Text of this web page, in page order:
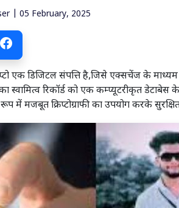
| 05 February, 2025
एक डिजिटल संपत्ति है,जिसे एक्सचेंज के
स्वामित्व रिकॉर्ड को एक कम्प्यूटरीकृत
में मजबूत क्रिप्टोग्राफी का उपयोग करके सुरक्षित